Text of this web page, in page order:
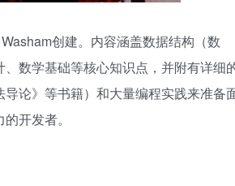
创建。内容涵盖数据结构（数
数学基础等核心知识点，并附有详细
论》等书籍）和大量编程实践来准备
开发者。